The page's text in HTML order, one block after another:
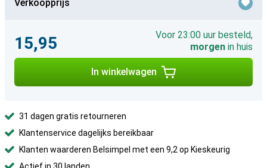
Verkoopprijs
15,95
Voor 23:00 uur besteld,
morgen in huis
In winkelwagen
31 dagen gratis retourneren
Klantenservice dagelijks bereikbaar
Klanten waarderen Belsimpel met een 9,2 op Kieskeurig